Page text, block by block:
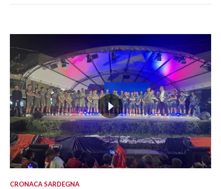
CRONACA SARDEGNA